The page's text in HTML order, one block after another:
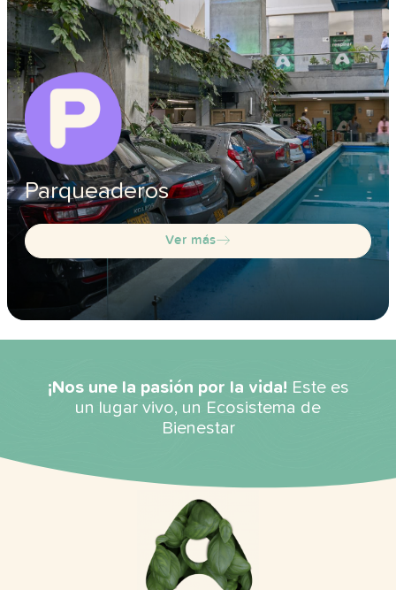
Parqueaderos
Ver más
¡Nos une la pasión por la vida! Este es
un lugar vivo, un Ecosistema de
Bienestar